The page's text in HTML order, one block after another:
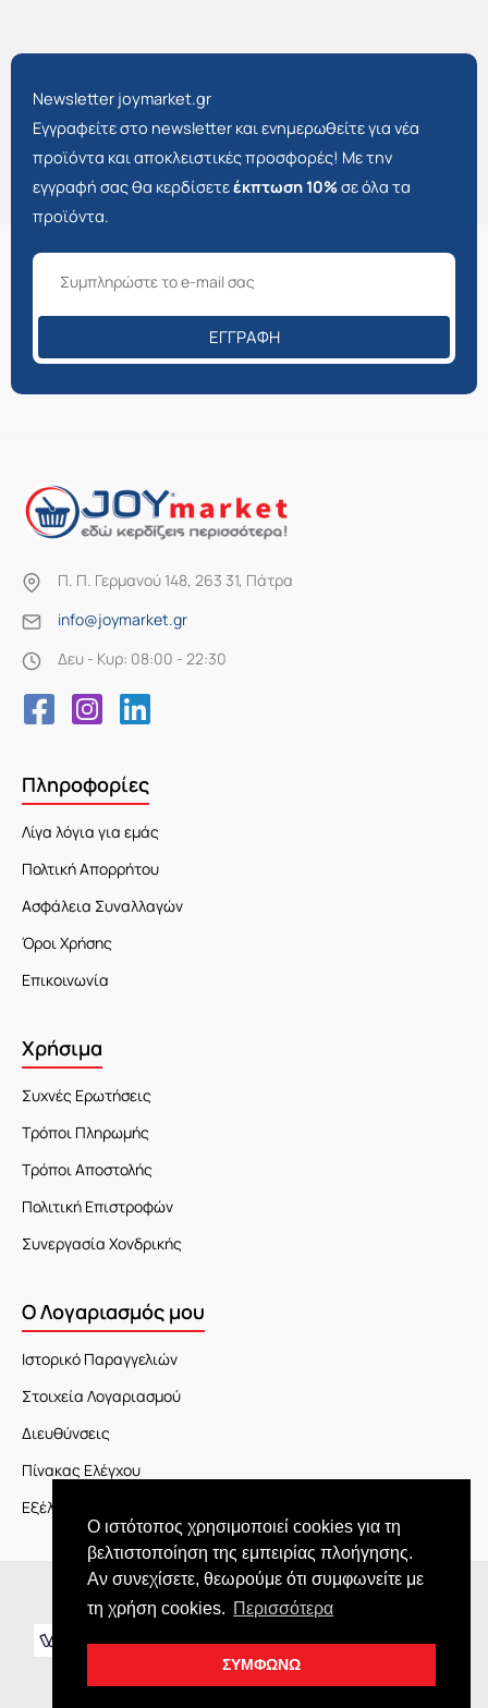
Ο ιστότοπος χρησιμοποιεί cookies για τη
βελτιστοποίηση της εμπειρίας πλοήγησης.
Αν συνεχίσετε, θεωρούμε ότι συμφωνείτε με
τη χρήση cookies. Περισσότερα
ΣΥΜΦΩΝΩ
Newsletter joymarket.gr
Εγγραφείτε στο newsletter και ενημερωθείτε για νέα
προϊόντα και αποκλειστικές προσφορές! Με την
εγγραφή σας θα κερδίσετεέκπτωση 10%σε όλα τα
προϊόντα.
ΕΓΓΡΑΦΉ
Π. Π. Γερμανού 148, 263 31, Πάτρα
info@joymarket.gr
Δευ - Κυρ: 08:00 - 22:30
Πληροφορίες
Λίγα λόγια για εμάς
Πολτική Απορρήτου
Ασφάλεια Συναλλαγών
Όροι Χρήσης
Επικοινωνία
Χρήσιμα
Συχνές Ερωτήσεις
Τρόποι Πληρωμής
Τρόποι Αποστολής
Πολιτική Επιστροφών
Συνεργασία Χονδρικής
Ο Λογαριασμός μου
Ιστορικό Παραγγελιών
Στοιχεία Λογαριασμού
Διευθύνσεις
Πίνακας Ελέγχου
Εξέλιξη Παραγγελίας